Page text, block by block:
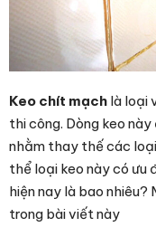
Keo chít mạch là loại
thi công. Dòng keo
nhằm thay thế các
thể loại keo này có ưu
hiện nay là bao nhiêu?
trong bài viết này